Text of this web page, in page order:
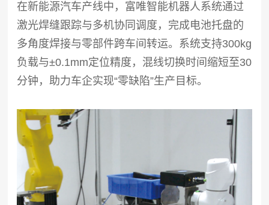
在新能源汽车产线中，富唯智能机器人系统通过
激光焊缝跟踪与多机协同调度，完成电池托盘的
多角度焊接与零部件跨车间转运。系统支持300kg
负载与±0.1mm定位精度，混线切换时间缩短至30
分钟，助力车企实现“零缺陷”生产目标。